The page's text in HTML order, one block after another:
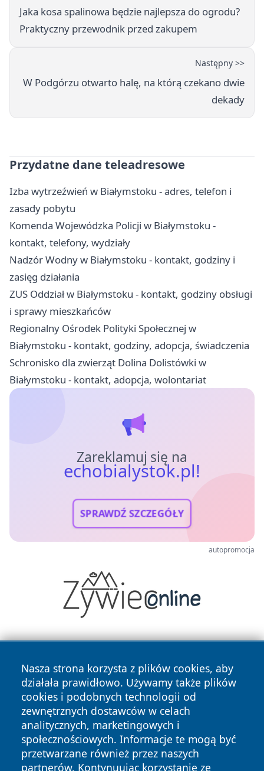
Jaka kosa spalinowa będzie najlepsza do ogrodu?
Praktyczny przewodnik przed zakupem
Następny >>
W Podgórzu otwarto halę, na którą czekano dwie
dekady
Przydatne dane teleadresowe
Izba wytrzeźwień w Białymstoku - adres, telefon i
zasady pobytu
Komenda Wojewódzka Policji w Białymstoku -
kontakt, telefony, wydziały
Nadzór Wodny w Białymstoku - kontakt, godziny i
zasięg działania
ZUS Oddział w Białymstoku - kontakt, godziny obsługi
i sprawy mieszkańców
Regionalny Ośrodek Polityki Społecznej w
Białymstoku - kontakt, godziny, adopcja, świadczenia
Schronisko dla zwierząt Dolina Dolistówki w
Białymstoku - kontakt, adopcja, wolontariat
Zareklamuj się na
echobialystok.pl!
SPRAWDŹ SZCZEGÓŁY
autopromocja
Nasza strona korzysta z plików cookies, aby
działała prawidłowo. Używamy także plików
cookies i podobnych technologii od
zewnętrznych dostawców w celach
analitycznych, marketingowych i
społecznościowych. Informacje te mogą być
przetwarzane również przez naszych
partnerów. Kontynuując korzystanie ze
Copyright © 2026 echobialystok.pl Wszystkie prawa
zastrzeżone.
Polityka Polityka